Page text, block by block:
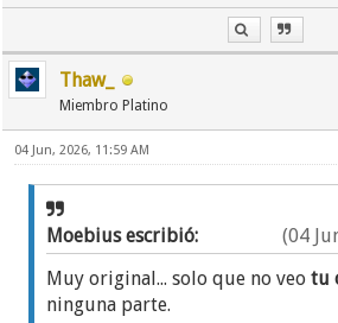
Thaw_
Miembro Platino
04 Jun, 2026, 11:59 AM
(04
Moebius escribió:
Muy original... solo que no veotu
ninguna parte.